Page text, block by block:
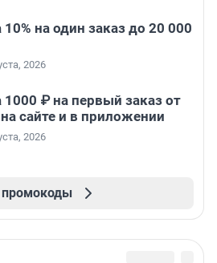
на один заказ до 20 000
2026
1000 ₽ на первый заказ от
сайте и в приложении
2026
промокоды